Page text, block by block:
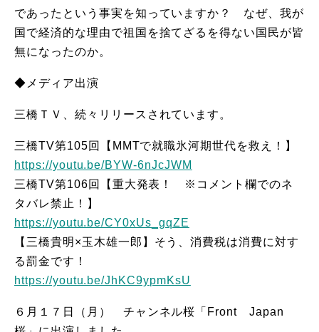
であったという事実を知っていますか？ なぜ、我が
国で経済的な理由で祖国を捨てざるを得ない国民が皆
無になったのか。
◆メディア出演
三橋ＴＶ、続々リリースされています。
三橋TV第105回【MMTで就職氷河期世代を救え！】
https://youtu.be/BYW-6nJcJWM
三橋TV第106回【重大発表！ ※コメント欄でのネ
タバレ禁止！】
https://youtu.be/CY0xUs_gqZE
【三橋貴明×玉木雄一郎】そう、消費税は消費に対す
る罰金です！
https://youtu.be/JhKC9ypmKsU
６月１７日（月） チャンネル桜「Front Japan